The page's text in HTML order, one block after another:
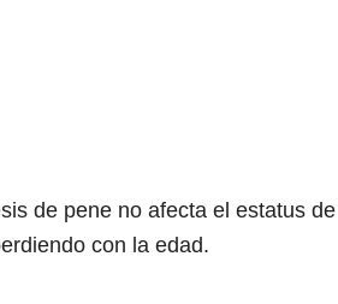
de pene no afecta el estatus
con la edad.